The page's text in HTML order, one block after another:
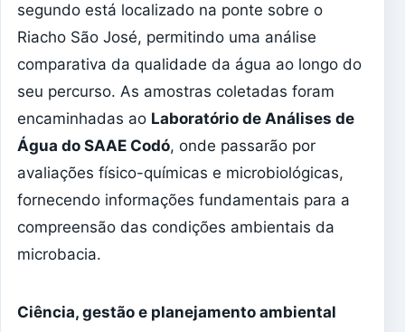
segundo está localizado na ponte sobre o
Riacho São José, permitindo uma análise
comparativa da qualidade da água ao longo do
seu percurso. As amostras coletadas foram
encaminhadas ao Laboratório de Análises de
Água do SAAE Codó, onde passarão por
avaliações físico-químicas e microbiológicas,
fornecendo informações fundamentais para a
compreensão das condições ambientais da
microbacia.
Ciência, gestão e planejamento ambiental